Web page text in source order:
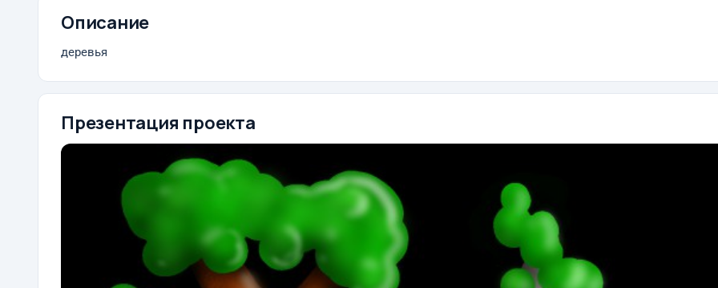
Описание
деревья
Презентация проекта